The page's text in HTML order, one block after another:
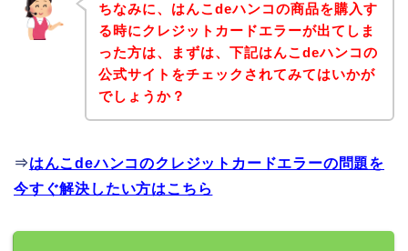
ちなみに、はんこdeハンコの商品を購入す
る時にクレジットカードエラーが出てしま
った方は、まずは、下記はんこdeハンコの
公式サイトをチェックされてみてはいかが
でしょうか？
⇒はんこdeハンコのクレジットカードエラーの問題を
今すぐ解決したい方はこちら